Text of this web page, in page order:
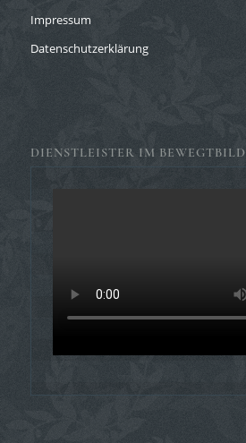
Impressum
Datenschutzerklärung
DIENSTLEISTER IM BEWEGTBILD